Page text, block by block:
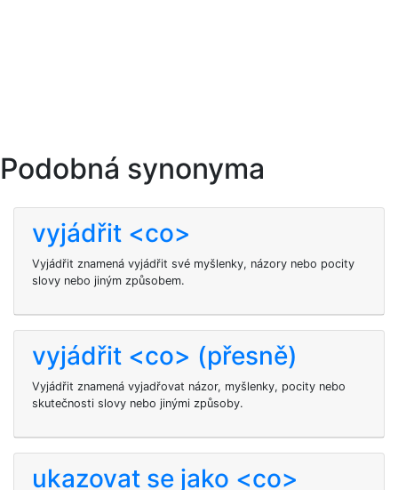
Podobná synonyma
vyjádřit <co>
Vyjádřit znamená vyjádřit své myšlenky, názory nebo pocity
slovy nebo jiným způsobem.
vyjádřit <co> (přesně)
Vyjádřit znamená vyjadřovat názor, myšlenky, pocity nebo
skutečnosti slovy nebo jinými způsoby.
ukazovat se jako <co>